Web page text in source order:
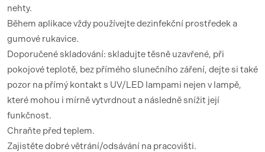
nehty.
Během aplikace vždy používejte dezinfekční prostředek a
gumové rukavice.
Doporučené skladování: skladujte těsně uzavřené, při
pokojové teplotě, bez přímého slunečního záření, dejte si také
pozor na přímý kontakt s UV/LED lampami nejen v lampě,
které mohou i mírně vytvrdnout a následně snížit její
funkčnost.
Chraňte před teplem.
Zajistěte dobré větrání/odsávání na pracovišti.